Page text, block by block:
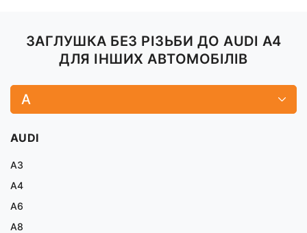
ЗАГЛУШКА БЕЗ РІЗЬБИ ДО AUDI A4
ДЛЯ ІНШИХ АВТОМОБІЛІВ
A
AUDI
A3
A4
A6
A8